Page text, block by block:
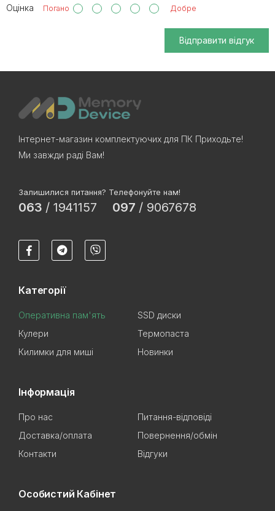
Оцінка Погано Добре
Відправити відгук
Інтернет-магазин комплектуючих для ПК Приходьте!
Ми завжди раді Вам!
Залишилися питання? Телефонуйте нам!
063 / 1941157 097 / 9067678
Категорії
Оперативна пам'ять
SSD диски
Кулери
Термопаста
Килимки для миші
Новинки
Інформація
Про нас
Питання-відповіді
Доставка/оплата
Повернення/обмін
Контакти
Відгуки
Особистий Кабінет